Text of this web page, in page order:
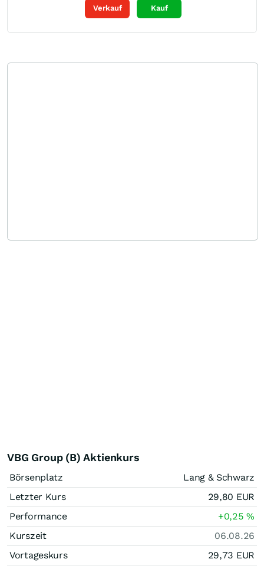
Verkauf Kauf
VBG Group (B) Aktienkurs
Börsenplatz
Lang & Schwarz
Letzter Kurs
29,80 EUR
Performance
+0,25%
Kurszeit
06.08.26
Vortageskurs
29,73 EUR